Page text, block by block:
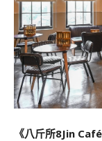
《八斤所8Jin Café